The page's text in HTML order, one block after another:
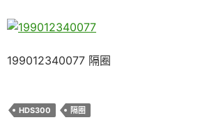
199012340077 隔圈
HDS300 隔圈